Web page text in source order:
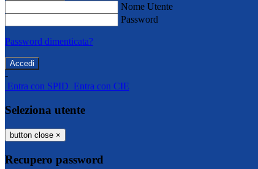
Nome Utente
Password
Password dimenticata?
-
Entra con SPID Entra con CIE
Seleziona utente
button close ×
Recupero password